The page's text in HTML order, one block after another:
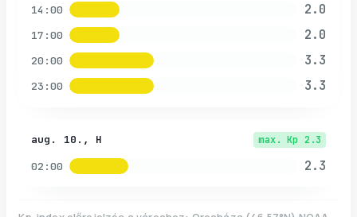
14:00 2.0
17:00 2.0
20:00 3.3
23:00 3.3
aug. 10., H max. Kp 2.3
02:00 2.3